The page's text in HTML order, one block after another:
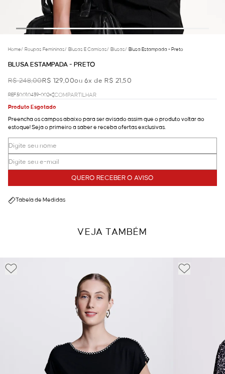
Home/ Roupas Femininas/ Blusas E Camisas/ Blusas/ Blusa Estampada - Preto
BLUSA ESTAMPADA - PRETO
R$ 248,00R$ 129,00ou 6x de R$ 21,50
REF.50.01.0439-002
COMPARTILHAR
Produto Esgotado
Preencha os campos abaixo para ser avisado assim que o produto voltar ao
estoque! Seja o primeiro a saber e receba ofertas exclusivas.
QUERO RECEBER O AVISO
Tabela de Medidas
VEJA TAMBÉM